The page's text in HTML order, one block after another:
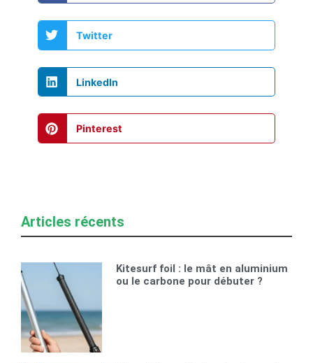
Twitter
LinkedIn
Pinterest
Articles récents
Kitesurf foil : le mât en aluminium
ou le carbone pour débuter ?